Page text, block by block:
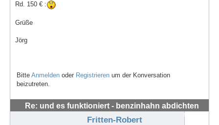
Rd. 150 € :
Grüße
Jörg
Bitte Anmelden oder Registrieren um der Konversation
beizutreten.
Re: und es funktioniert - benzinhahn abdichten
#62665
Fritten-Robert